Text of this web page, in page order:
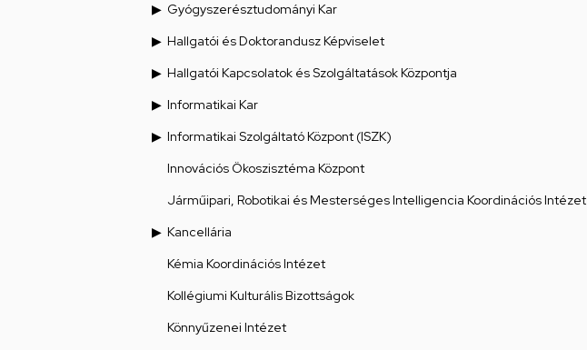
Gyógyszerésztudományi Kar
Hallgatói és Doktorandusz Képviselet
Hallgatói Kapcsolatok és Szolgáltatások Központja
Informatikai Kar
Informatikai Szolgáltató Központ (ISZK)
Innovációs Ökoszisztéma Központ
Járműipari, Robotikai és Mesterséges Intelligencia Koordinációs Intézet
Kancellária
Kémia Koordinációs Intézet
Kollégiumi Kulturális Bizottságok
Könnyűzenei Intézet